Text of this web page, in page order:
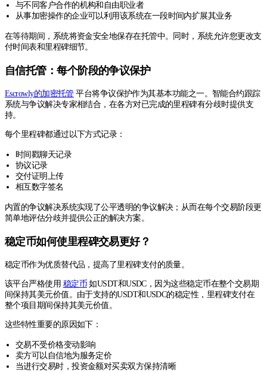
与不同客户合作的机构和自由职业者
从事加密操作的企业可以利用该系统在一段时间内扩展其业务
在等待期间，系统将资金安全地保存在托管中。同时，系统允许您更改支
付时间表和里程碑细节。
自信托管：每个阶段的争议保护
Escrowly的加密托管 平台将争议保护作为其基本功能之一。智能合约跟踪
系统与争议解决专家相结合，在各方对已完成的里程碑有分歧时提供支
持。
每个里程碑都通过以下方式记录：
时间戳聊天记录
协议记录
交付证明上传
相互数字签名
内置的争议解决系统实现了公平透明的争议解决；从而在每个交易阶段更
简单地评估分歧并提供公正的解决方案。
稳定币如何使里程碑交易更好？
稳定币作为优质替代品，提高了里程碑支付的质量。
该平台严格使用 稳定币 如USDT和USDC，因为这些稳定币在整个交易期
间保持其美元价值。由于支持的USDT和USDC的稳定性，里程碑支付在
整个项目期间保持其美元价值。
这些特性重要的原因如下：
交易不受价格变动影响
卖方可以自信地为服务定价
当进行交易时，投资金额对买卖双方保持清晰